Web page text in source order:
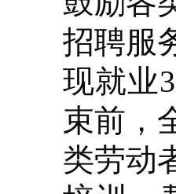
招聘服
现就业
束前，
类劳动